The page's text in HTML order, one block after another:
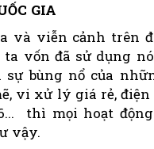
GIA
và viễn cảnh trên
ta vốn đã sử dụng
sự bùng nổ của
vi xử lý giá rẻ,
thì mọi hoạt
vậy.